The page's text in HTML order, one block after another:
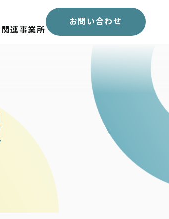
関連事業所
お問い合わせ